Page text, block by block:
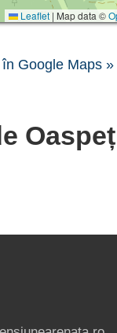
Leaflet | Map data ©
Google Maps »